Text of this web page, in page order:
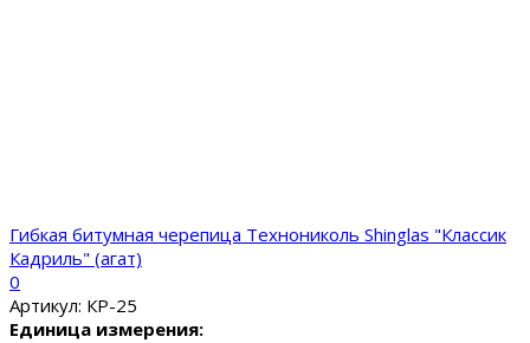
Гибкая битумная черепица Технониколь Shinglas "Классик
Кадриль" (агат)
0
Артикул: КР-25
Единица измерения: